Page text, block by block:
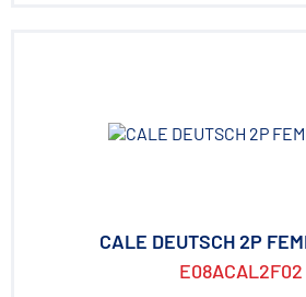
CALE DEUTSCH 2P
E08ACAL2F02